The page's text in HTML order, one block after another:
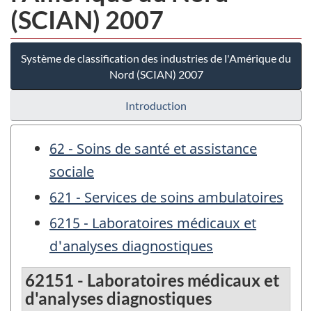
(SCIAN) 2007
Système de classification des industries de l'Amérique du
Nord (SCIAN) 2007
Introduction
62 - Soins de santé et assistance
sociale
621 - Services de soins ambulatoires
6215 - Laboratoires médicaux et
d'analyses diagnostiques
62151 - Laboratoires médicaux et
d'analyses diagnostiques